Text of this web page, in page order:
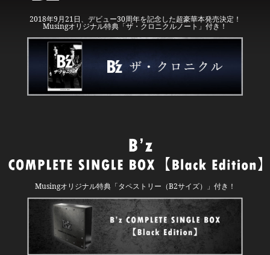
2018年9月21日、デビュー30周年を記念した超豪華本発売決定！
Musingオリジナル特典「ザ・クロニクルノート」付き！
Musingオリジナル特典「タペストリー（B2サイズ）」付き！